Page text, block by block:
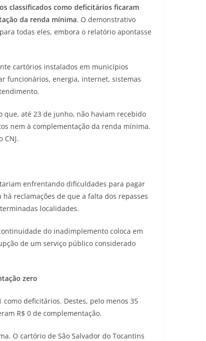
classificados como deficitários ficaram
da renda mínima. O demonstrativo
todas eles, embora o relatório apontasse
cartórios instalados em municípios
funcionários, energia, internet, sistemas
até 23 de junho, não haviam recebido
nem à complementação da renda mínima.
enfrentando dificuldades para pagar
reclamações de que a falta dos repasses
localidades.
do inadimplemento coloca em
de um serviço público considerado
zero
deficitários. Destes, pelo menos 35
R$ 0 de complementação.
O cartório de São Salvador do Tocantins